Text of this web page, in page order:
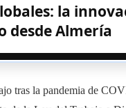
la
desde Almería
tras la pandemia de